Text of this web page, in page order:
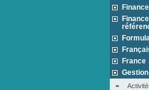
France